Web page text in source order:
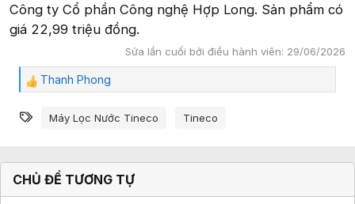
Công ty Cổ phần Công nghệ Hợp Long. Sản phẩm có
giá 22,99 triệu đồng.
Sửa lần cuối bởi điều hành viên: 29/06/2026
C
m
c
:
Thanh Phong
Từ khóa
Máy Lọc Nước Tineco Tineco
CHỦ ĐỀ TƯƠNG TỰ